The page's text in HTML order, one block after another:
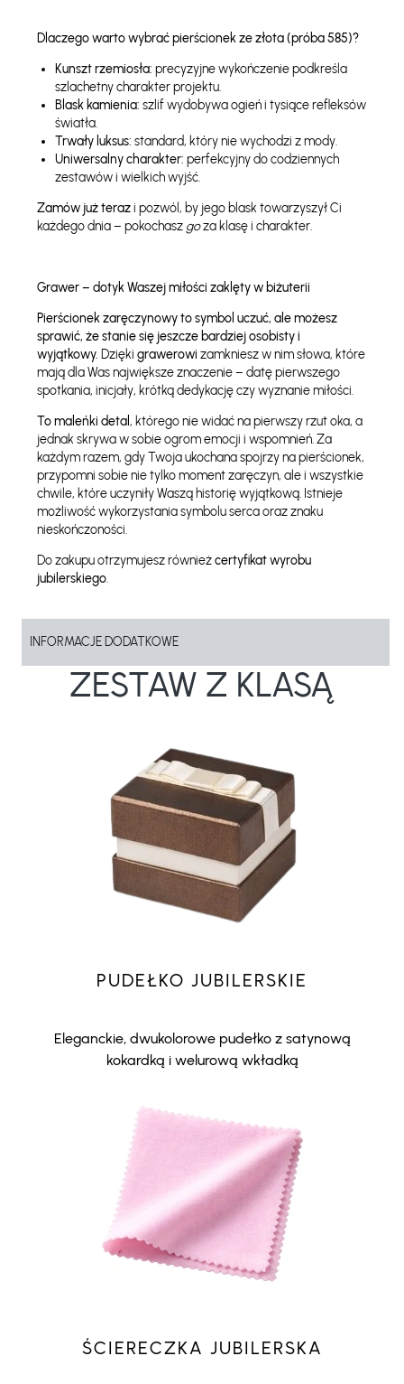
Dlaczego warto wybrać pierścionek ze złota (próba 585)?
Kunszt rzemiosła: precyzyjne wykończenie podkreśla
szlachetny charakter projektu.
Blask kamienia: szlif wydobywa ogień i tysiące refleksów
światła.
Trwały luksus: standard, który nie wychodzi z mody.
Uniwersalny charakter: perfekcyjny do codziennych
zestawów i wielkich wyjść.
Zamów już terazi pozwól, by jego blask towarzyszył Ci
każdego dnia – pokochasz goza klasę i charakter.
Grawer – dotyk Waszej miłości zaklęty w biżuterii
Pierścionek zaręczynowy to symbol uczuć, ale możesz
sprawić, że stanie się jeszcze bardziej osobisty i
wyjątkowy. Dzięki grawerowi zamkniesz w nim słowa, które
mają dla Was największe znaczenie – datę pierwszego
spotkania, inicjały, krótką dedykację czy wyznanie miłości.
To maleńki detal, którego nie widać na pierwszy rzut oka, a
jednak skrywa w sobie ogrom emocji i wspomnień. Za
każdym razem, gdy Twoja ukochana spojrzy na pierścionek,
przypomni sobie nie tylko moment zaręczyn, ale i wszystkie
chwile, które uczyniły Waszą historię wyjątkową. Istnieje
możliwość wykorzystania symbolu serca oraz znaku
nieskończoności.
Do zakupu otrzymujesz równieżcertyfikat wyrobu
jubilerskiego.
INFORMACJE DODATKOWE
ZESTAW Z KLASĄ
PUDEŁKO JUBILERSKIE
Eleganckie, dwukolorowe pudełko z satynową
kokardką i welurową wkładką
ŚCIERECZKA JUBILERSKA